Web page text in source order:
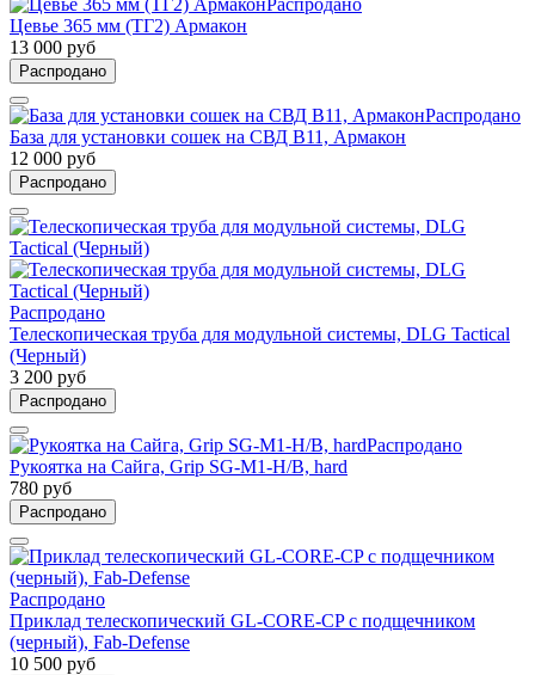
Цевье 365 мм (ТГ2) Армакон
13 000 руб
Распродано
Распродано
База для установки сошек на СВД В11, Армакон
12 000 руб
Распродано
Распродано
Телескопическая труба для модульной системы, DLG Tactical
(Черный)
3 200 руб
Распродано
Распродано
Рукоятка на Сайга, Grip SG-M1-H/B, hard
780 руб
Распродано
Распродано
Приклад телескопический GL-CORE-CP с подщечником
(черный), Fab-Defense
10 500 руб